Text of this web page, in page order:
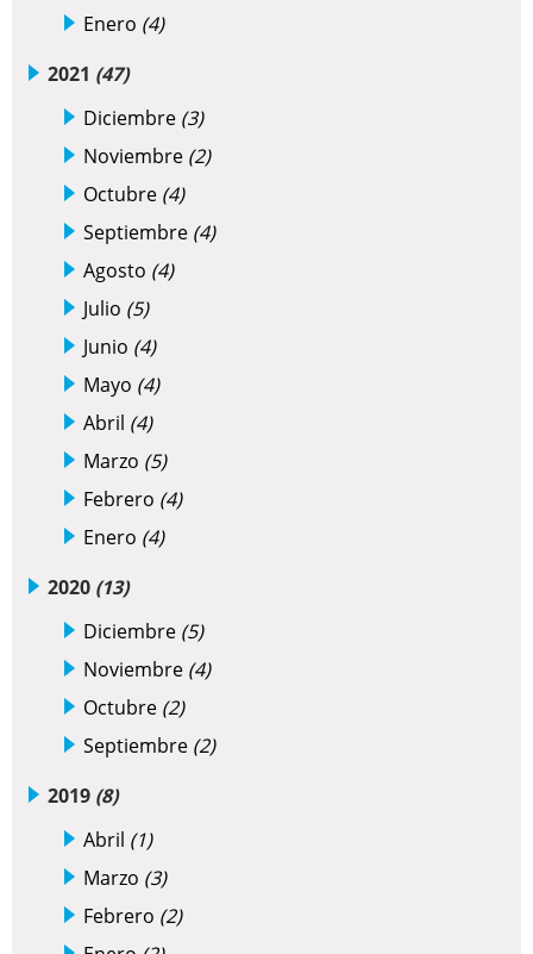
Enero (4)
2021 (47)
Diciembre (3)
Noviembre (2)
Octubre (4)
Septiembre (4)
Agosto (4)
Julio (5)
Junio (4)
Mayo (4)
Abril (4)
Marzo (5)
Febrero (4)
Enero (4)
2020 (13)
Diciembre (5)
Noviembre (4)
Octubre (2)
Septiembre (2)
2019 (8)
Abril (1)
Marzo (3)
Febrero (2)